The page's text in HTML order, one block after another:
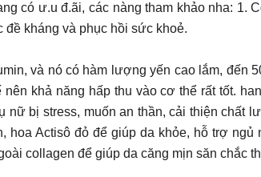
có ư.u đ.ãi, các nàng tham khảo nha: 1.
kháng và phục hồi sức khoẻ.
và nó có hàm lượng yến cao lắm, đến
khả năng hấp thu vào cơ thể rất tốt.
nữ bị stress, muốn an thần, cải thiện
hoa Actisô đỏ để giúp da khỏe, hỗ trợ
collagen để giúp da căng mịn săn chắc